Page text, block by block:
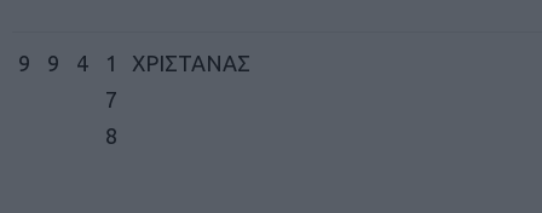
9 9 4
1
7
8
ΧΡΙΣΤΑΝΑΣ